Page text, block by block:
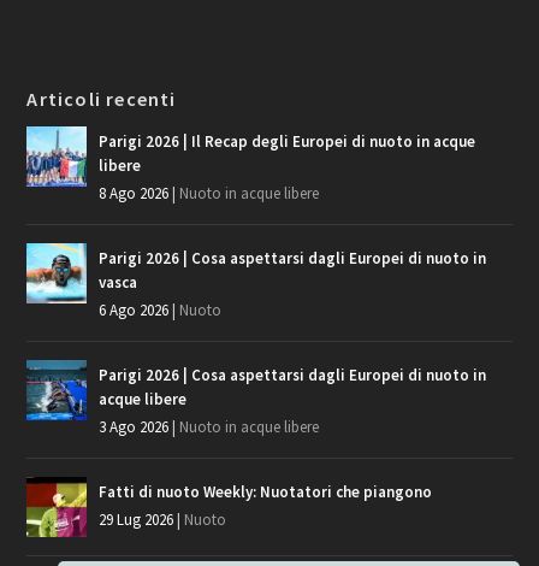
Articoli recenti
Parigi 2026 | Il Recap degli Europei di nuoto in acque
libere
8 Ago 2026| Nuoto in acque libere
Parigi 2026 | Cosa aspettarsi dagli Europei di nuoto in
vasca
6 Ago 2026| Nuoto
Parigi 2026 | Cosa aspettarsi dagli Europei di nuoto in
acque libere
3 Ago 2026| Nuoto in acque libere
Fatti di nuoto Weekly: Nuotatori che piangono
29 Lug 2026| Nuoto